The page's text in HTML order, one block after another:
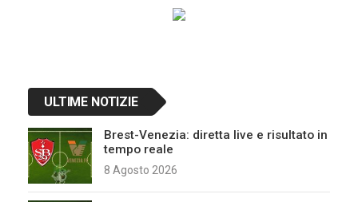
ULTIME NOTIZIE
Brest-Venezia: diretta live e risultato in
tempo reale
8 Agosto 2026